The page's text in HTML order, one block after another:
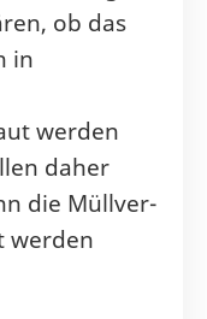
ob das
in
werden
daher
die Müllver-
werden